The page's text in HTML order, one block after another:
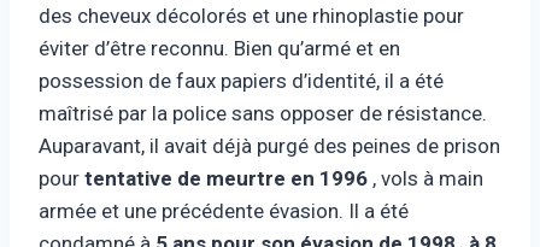
des cheveux décolorés et une rhinoplastie pour
éviter d’être reconnu. Bien qu’armé et en
possession de faux papiers d’identité, il a été
maîtrisé par la police sans opposer de résistance.
Auparavant, il avait déjà purgé des peines de prison
pour tentative de meurtre en 1996 , vols à main
armée et une précédente évasion. Il a été